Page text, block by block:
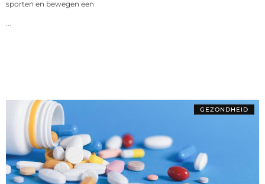
sporten en bewegen een
GEZONDHEID